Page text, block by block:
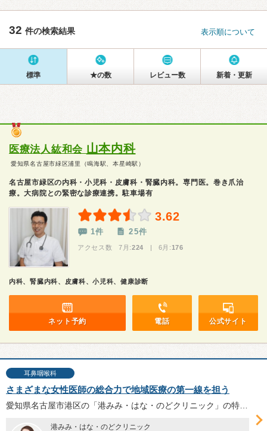
32 件の検索結果 表示順について
標準 ★の数 レビュー数 新着・更新
医療法人紘和会 山本内科
愛知県名古屋市緑区浦里（鳴海駅、本星崎駅）
名古屋市緑区の内科・小児科・皮膚科・腎臓内科。専門医。巻き爪治
療。大病院との緊密な診療連携。駐車場有
3.62
1件 25件
アクセス数 7月:224 | 6月: 176
内科、腎臓内科、皮膚科、小児科、健康診断
ネット予約 電話 公式サイト
耳鼻咽喉科
さまざまな女性医師の総合力で地域医療の第一線を担う
港みみ・はな・のどクリニック